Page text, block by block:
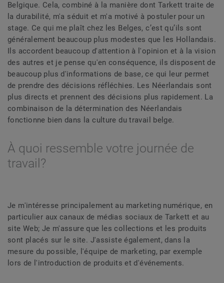
Belgique. Cela, combiné à la manière dont Tarkett traite de
la durabilité, m'a séduit et m'a motivé à postuler pour un
stage. Ce qui me plaît chez les Belges, c’est qu’ils sont
généralement beaucoup plus modestes que les Hollandais.
Ils accordent beaucoup d'attention à l'opinion et à la vision
des autres et je pense qu'en conséquence, ils disposent de
beaucoup plus d'informations de base, ce qui leur permet
de prendre des décisions réfléchies. Les Néerlandais sont
plus directs et prennent des décisions plus rapidement. La
combinaison de la détermination des Néerlandais
fonctionne bien dans la culture du travail belge.
À quoi ressemble votre journée de
travail?
Je m'intéresse principalement au marketing numérique, en
particulier aux canaux de médias sociaux de Tarkett et au
site Web; Je m'assure que les collections et les produits
sont placés sur le site. J'assiste également, dans la
mesure du possible, l'équipe de marketing, par exemple
lors de l'introduction de produits et d'événements.